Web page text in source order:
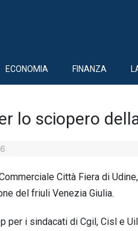
ECONOMIA FINANZA
lo sciopero
Città Fiera di
del friuli Venezia Giulia.
per i sindacati di Cgil, Cisl e